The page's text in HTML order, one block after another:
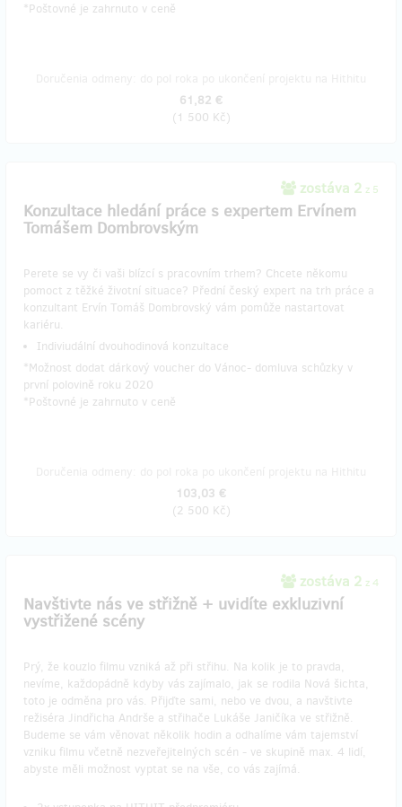
​*Poštovné je zahrnuto v ceně
61,82 €
(1 500 Kč)
zostáva 2 z 5
Konzultace hledání práce s expertem Ervínem
Tomášem Dombrovským
Perete se vy či vaši blízcí s pracovním trhem? Chcete někomu
pomoct z těžké životní situace? Přední český expert na trh práce a
konzultant Ervín Tomáš Dombrovský vám pomůže nastartovat
kariéru.
Indiviudální dvouhodinová konzultace
*Možnost dodat dárkový voucher do Vánoc- domluva schůzky v
první polovině roku 2020
​*Poštovné je zahrnuto v ceně
103,03 €
(2 500 Kč)
zostáva 2 z 4
Navštivte nás ve střižně + uvidíte exkluzivní
vystřižené scény
Prý, že kouzlo filmu vzniká až při střihu. Na kolik je to pravda,
nevíme, každopádně kdyby vás zajímalo, jak se rodila Nová šichta,
toto je odměna pro vás. Přijďte sami, nebo ve dvou, a navštivte
režiséra Jindřicha Andrše a střihače Lukáše Janičíka ve střižně.
Budeme se vám věnovat několik hodin a odhalíme vám tajemství
vzniku filmu včetně nezveřejitelných scén - ve skupině max. 4 lidí,
abyste měli možnost vyptat se na vše, co vás zajímá.